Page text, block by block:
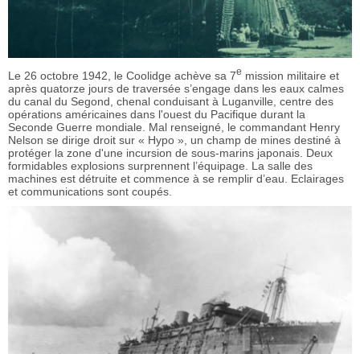
Le 26 octobre 1942, le Coolidge achève sa 7e mission militaire et
après quatorze jours de traversée s’engage dans les eaux calmes
du canal du Segond, chenal conduisant à Luganville, centre des
opérations américaines dans l'ouest du Pacifique durant la
Seconde Guerre mondiale. Mal renseigné, le commandant Henry
Nelson se dirige droit sur « Hypo », un champ de mines destiné à
protéger la zone d'une incursion de sous-marins japonais. Deux
formidables explosions surprennent l’équipage. La salle des
machines est détruite et commence à se remplir d’eau. Eclairages
et communications sont coupés.